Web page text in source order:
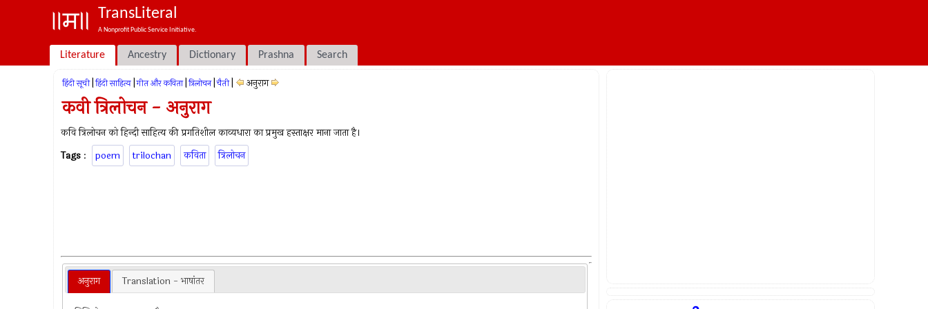
TransLiteral
A Nonprofit Public Service Initiative.
Literature Ancestry Dictionary Prashna Search
हिंदी सूची हिंदी साहित्य गीत और कविता त्रिलोचन चैती अनुराग
कवी त्रिलोचन - अनुराग
कवि त्रिलोचन को हिन्दी साहित्य की प्रगतिशील काव्यधारा का प्रमुख हस्ताक्षर माना जाता है।
Tags : poem trilochan कविता त्रिलोचन
अनुराग Translation - भाषांतर